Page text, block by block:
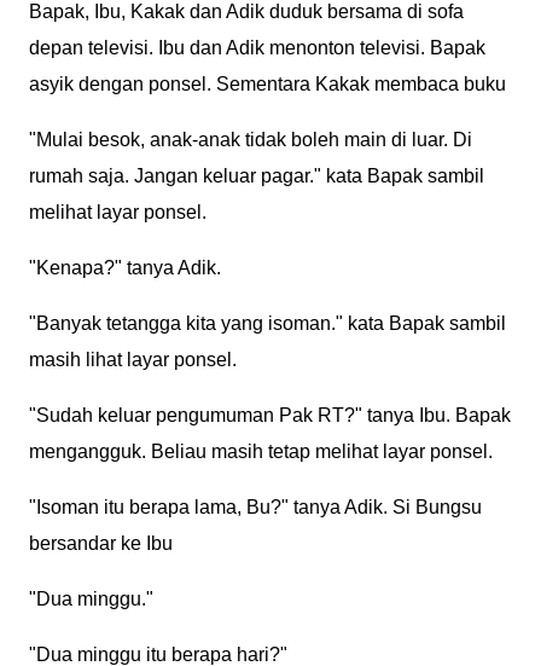
Bapak, Ibu, Kakak dan Adik duduk bersama di sofa
depan televisi. Ibu dan Adik menonton televisi. Bapak
asyik dengan ponsel. Sementara Kakak membaca buku
"Mulai besok, anak-anak tidak boleh main di luar. Di
rumah saja. Jangan keluar pagar." kata Bapak sambil
melihat layar ponsel.
"Kenapa?" tanya Adik.
"Banyak tetangga kita yang isoman." kata Bapak sambil
masih lihat layar ponsel.
"Sudah keluar pengumuman Pak RT?" tanya Ibu. Bapak
mengangguk. Beliau masih tetap melihat layar ponsel.
"Isoman itu berapa lama, Bu?" tanya Adik. Si Bungsu
bersandar ke Ibu
"Dua minggu."
"Dua minggu itu berapa hari?"